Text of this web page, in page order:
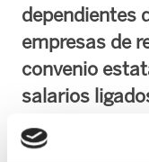
dependientes
empresas de
convenio
salarios
de
significativos.